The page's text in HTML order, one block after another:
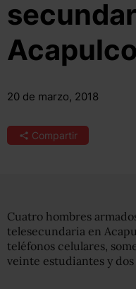
Acapulco
20 de marzo, 2018
Compartir
Cuatro hombres
telesecundaria en
teléfonos celulares,
veinte estudiantes y dos